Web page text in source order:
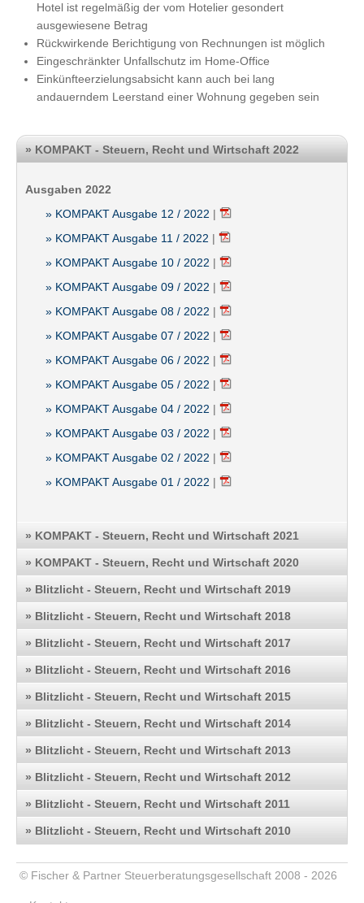
Hotel ist regelmäßig der vom Hotelier gesondert
ausgewiesene Betrag
Rückwirkende Berichtigung von Rechnungen ist möglich
Eingeschränkter Unfallschutz im Home-Office
Einkünfteerzielungsabsicht kann auch bei lang
andauerndem Leerstand einer Wohnung gegeben sein
» KOMPAKT - Steuern, Recht und Wirtschaft 2022
Ausgaben 2022
» KOMPAKT Ausgabe 12 / 2022 |
» KOMPAKT Ausgabe 11 / 2022 |
» KOMPAKT Ausgabe 10 / 2022 |
» KOMPAKT Ausgabe 09 / 2022 |
» KOMPAKT Ausgabe 08 / 2022 |
» KOMPAKT Ausgabe 07 / 2022 |
» KOMPAKT Ausgabe 06 / 2022 |
» KOMPAKT Ausgabe 05 / 2022 |
» KOMPAKT Ausgabe 04 / 2022 |
» KOMPAKT Ausgabe 03 / 2022 |
» KOMPAKT Ausgabe 02 / 2022 |
» KOMPAKT Ausgabe 01 / 2022 |
» KOMPAKT - Steuern, Recht und Wirtschaft 2021
» KOMPAKT - Steuern, Recht und Wirtschaft 2020
» Blitzlicht - Steuern, Recht und Wirtschaft 2019
» Blitzlicht - Steuern, Recht und Wirtschaft 2018
» Blitzlicht - Steuern, Recht und Wirtschaft 2017
» Blitzlicht - Steuern, Recht und Wirtschaft 2016
» Blitzlicht - Steuern, Recht und Wirtschaft 2015
» Blitzlicht - Steuern, Recht und Wirtschaft 2014
» Blitzlicht - Steuern, Recht und Wirtschaft 2013
» Blitzlicht - Steuern, Recht und Wirtschaft 2012
» Blitzlicht - Steuern, Recht und Wirtschaft 2011
» Blitzlicht - Steuern, Recht und Wirtschaft 2010
© Fischer & Partner Steuerberatungsgesellschaft 2008 - 2026